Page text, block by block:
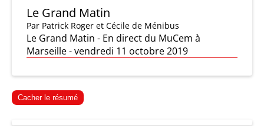
Le Grand Matin
Par Patrick Roger et Cécile de Ménibus
Le Grand Matin - En direct du MuCem à
Marseille - vendredi 11 octobre 2019
Cacher le résumé